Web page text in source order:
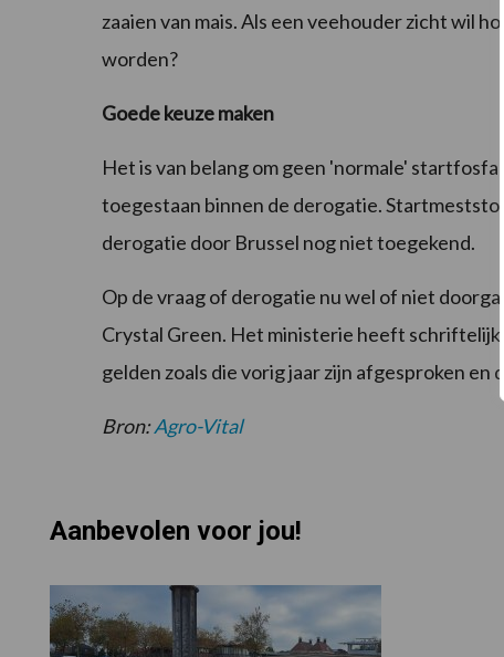
zaaien van mais. Als een veehouder zicht wil
worden?
Goede keuze maken
Het is van belang om geen 'normale'
toegestaan binnen de derogatie.
derogatie door Brussel nog niet toegekend.
Op de vraag of derogatie nu wel of niet
Crystal Green. Het ministerie heeft
gelden zoals die vorig jaar zijn afgesproken en
Bron:Agro-Vital
Aanbevolen voor jou!